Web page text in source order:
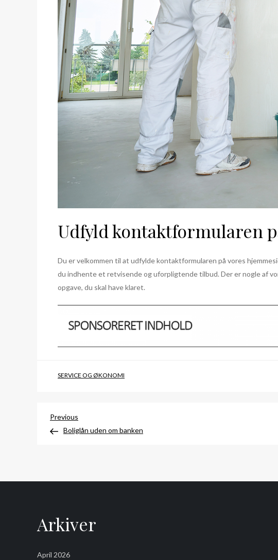
Udfyld kontaktformularen
Du er velkommen til at udfylde kontaktformularen på vores
du indhente et retvisende og uforpligtende tilbud. Der er nogle af
opgave, du skal have klaret.
SERVICE OG ØKONOMI
Indlægsnavigation
Previous
Post
Previous
Boliglån uden om banken
Arkiver
April 2026